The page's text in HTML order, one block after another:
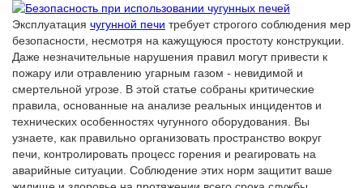
Эксплуатация чугунной печи требует строгого соблюдения мер
безопасности, несмотря на кажущуюся простоту конструкции.
Даже незначительные нарушения правил могут привести к
пожару или отравлению угарным газом - невидимой и
смертельной угрозе. В этой статье собраны критические
правила, основанные на анализе реальных инцидентов и
технических особенностях чугунного оборудования. Вы
узнаете, как правильно организовать пространство вокруг
печи, контролировать процесс горения и реагировать на
аварийные ситуации. Соблюдение этих норм защитит ваше